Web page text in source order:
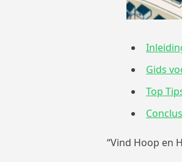
Gids
Top
“Vind Hoop en